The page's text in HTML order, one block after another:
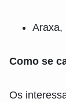
Araxa,
Como se
Os